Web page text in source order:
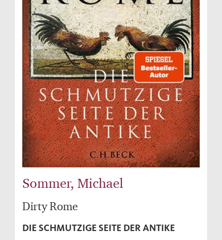
Sommer, Michael
Dirty Rome
DIE SCHMUTZIGE SEITE DER ANTIKE